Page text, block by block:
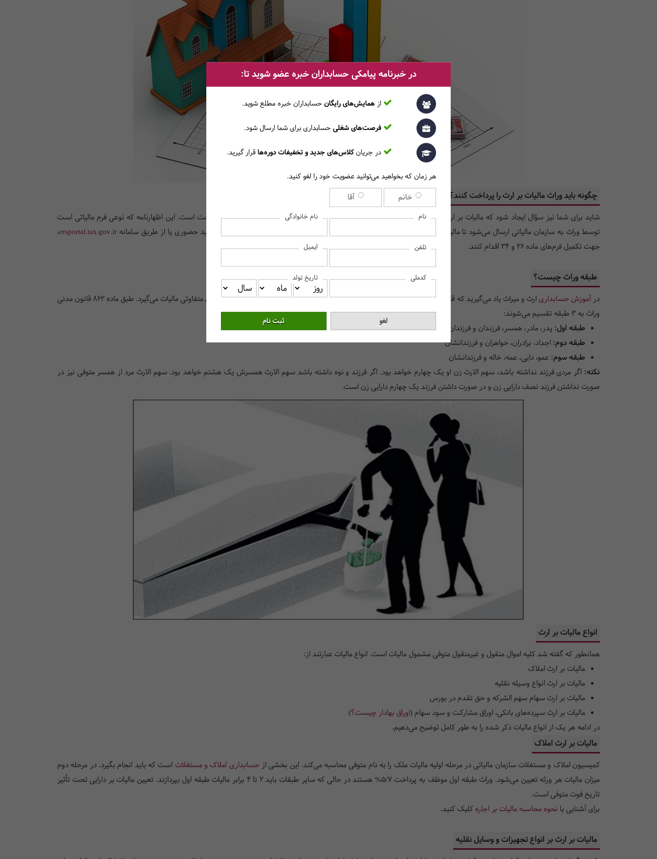
‌‌چگونه باید وراث مالیات بر ارث را پرداخت کنند؟‌‌
شاید برای شما نیز سؤال ایجاد شود که مالیات بر ارث چگونه پرداخت می‌شود؟ مالیات بر ارث با ارائه اظهارنامه مالیات بر ارث قابل پرداخت است. این اظهارنامه که نوعی فرم مالیاتی است
توسط وراث به سازمان مالیاتی ارسال می‌شود تا مالیات بر ارث بر اساس اموال متوفی محاسبه شود. وراث با توجه به سال فوت متوفی باید حضوری یا از طریق سامانه ersportal.tax.gov.ir،
جهت تکمیل فرم‌های ماده 26 و 34 اقدام کنند.
‌‌طبقه وراث چیست؟‌‌
درآموزش حسابداری
ارث و میراث یاد می‌گیرید که قانون، وراث را بر اساس رابطه آنها با متوفی طبقه بندی می‌کند و از هر طبقه با نرخ‌های متفاوتی مالیات می‌گیرد. طبق ماده 862 قانون مدنی
وراث به 3 طبقه تقسیم می‌شوند:
طبقه اول: پدر، مادر، همسر، فرزندان و فرزندان فرزندان
طبقه دوم: اجداد، برادران، خواهران و فرزندانشان
طبقه سوم: عمو، دایی، عمه، خاله و فرزندانشان
نکته: اگر مردی فرزند نداشته باشد، سهم الارث زن او یک چهارم خواهد بود. اگر فرزند و نوه داشته باشد سهم الارث همسرش یک هشتم خواهد بود. سهم الارث مرد از همسر متوفی نیز در
صورت نداشتن فرزند نصف دارایی زن و در صورت داشتن فرزند یک چهارم دارایی زن است.
‌‌انواع مالیات بر ارث‌‌
همانطور که گفته شد کلیه اموال منقول و غیرمنقول متوفی مشمول مالیات است. انواع مالیات عبارتند از:
مالیات بر ارث املاک
مالیات بر ارث انواع وسیله نقلیه
مالیات بر ارث سهام سهم الشرکه و حق تقدم در بورس
مالیات بر ارث سپرده‌های بانکی، اوراق مشارکت و سود سهام (اوراق بهادار چیست؟)
در ادامه هر یک از انواع مالیات ذکر شده را به طور کامل توضیح می‌دهیم.
‌‌مالیات بر ارث املاک‌‌
کمیسیون املاک و مستغلات سازمان مالیاتی در مرحله اولیه مالیات ملک را به نام متوفی محاسبه می‌کند. این بخشی ازحسابداری املاک و مستغلات است که باید انجام بگیرد. در مرحله دوم
میزان مالیات هر ورثه تعیین می‌شود. وراث طبقه اول موظف به پرداخت 5/7% هستند در حالی که سایر طبقات باید 2 تا 4 برابر مالیات طبقه اول بپردازند. تعیین مالیات بر دارایی تحت تأثیر
تاریخ فوت متوفی است.
برای آشنایی با نحوه محاسبه مالیات بر اجاره کلیک کنید.
‌‌مالیات بر ارث بر انواع تجهیزات و وسایل نقلیه‌‌
در خبرنامه پیامکی حسابداران خبره عضو شوید تا:
از همایش‌های رایگان حسابداران خبره مطلع ‎شوید.
فرصت‌های شغلی حسابداری برای شما ارسال شود.
در جریانکلاس‌های جدید و تخفیفات دوره‌هاقرار گیرید.
هر زمان که بخواهید می‌توانید عضویت خود را لغو کنید.
خانم آقا
نام نام خانوادگی
تلفن ایمیل
کدملی تاریخ تولد